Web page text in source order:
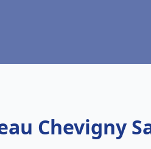
Chevigny